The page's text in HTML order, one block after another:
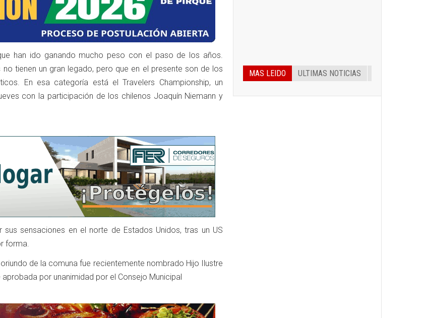
han ido ganando mucho peso con el paso de los años.
tienen un gran legado, pero que en el presente son de los
En esa categoría está el Travelers Championship, un
con la participación de los chilenos Joaquín Niemann y
sus sensaciones en el norte de Estados Unidos, tras un US
forma.
de la comuna fue recientemente nombrado Hijo Ilustre
aprobada por unanimidad por el Consejo Municipal
MAS LEIDO ULTIMAS NOTICIAS